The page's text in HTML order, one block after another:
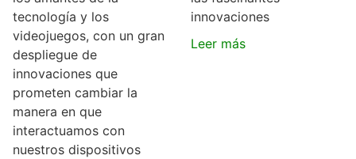
tecnología y los
videojuegos, con un gran
despliegue de
innovaciones que
prometen cambiar la
manera en que
interactuamos con
nuestros dispositivos
innovaciones
Leer más